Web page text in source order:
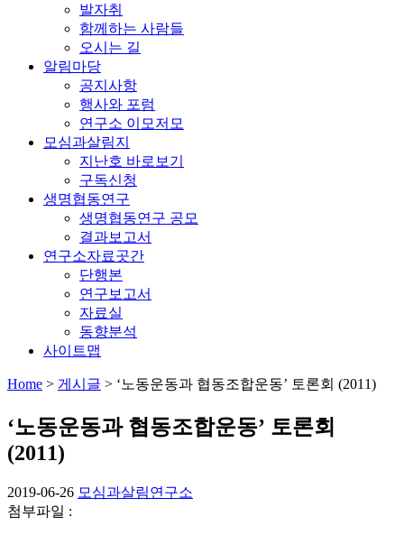
발자취
함께하는 사람들
오시는 길
알림마당
공지사항
행사와 포럼
연구소 이모저모
모심과살림지
지난호 바로보기
구독신청
생명협동연구
생명협동연구 공모
결과보고서
연구소자료곳간
단행본
연구보고서
자료실
동향분석
사이트맵
Home > 게시글 > ‘노동운동과 협동조합운동’ 토론회 (2011)
‘노동운동과 협동조합운동’ 토론회
(2011)
2019-06-26 모심과살림연구소
첨부파일 :